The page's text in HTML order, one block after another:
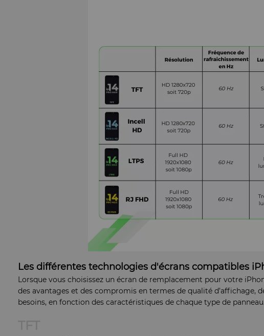
Les différentes technologies d'écrans compatibles
Lorsque vous choisissez un écran de remplacement pour votre
des avantages et des compromis en termes de qualité
besoins, en fonction des caractéristiques de chaque type de panneau.